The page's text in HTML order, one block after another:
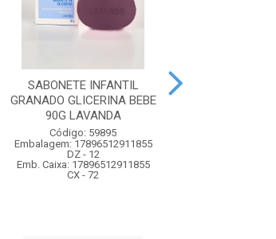
SABONETE INFANTIL
GRANADO GLICERINA BEBE
90G LAVANDA
Código: 59895
Embalagem: 17896512911855
DZ - 12
Emb. Caixa: 17896512911855
CX - 72
SABONETE INF